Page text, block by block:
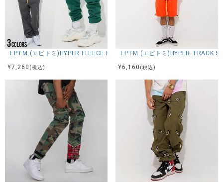
EPTM.(エピトミ)HYPER FLEECE PANTS/全3色
¥7,260 (税込)
EPTM.(エピトミ)HYPER TRACK
¥6,160 (税込)